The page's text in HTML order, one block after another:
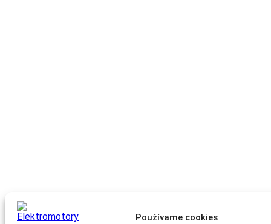
Používame cookies